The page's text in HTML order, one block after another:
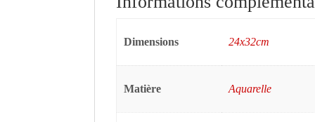
Dimensions 24x32cm
Matière Aquarelle